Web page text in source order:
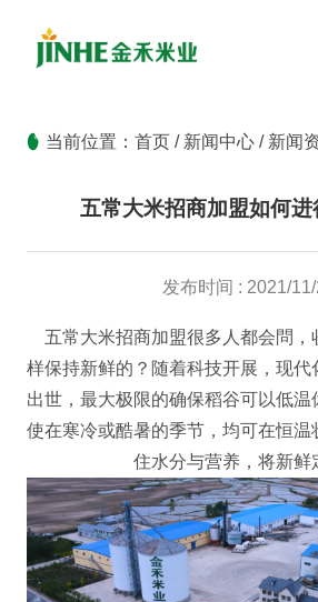
当前位置： 首页/ 新闻中心/ 新闻
五常大米招商加盟如何进
发布时间 : 2021/
五常大米招商加盟很多人都会問，
样保持新鲜的？随着科技开展，现代
出世，最大极限的确保稻谷可以低温
使在寒冷或酷暑的季节，均可在恒温
住水分与营养，将新鲜